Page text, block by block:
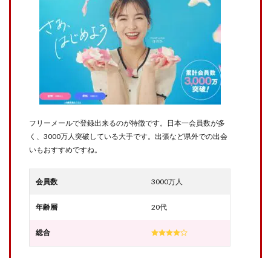
フリーメールで登録出来るのが特徴です。日本一会員数が多
く、3000万人突破している大手です。出張など県外での出会
いもおすすめですね。
会員数 3000万人
年齢層 20代
総合